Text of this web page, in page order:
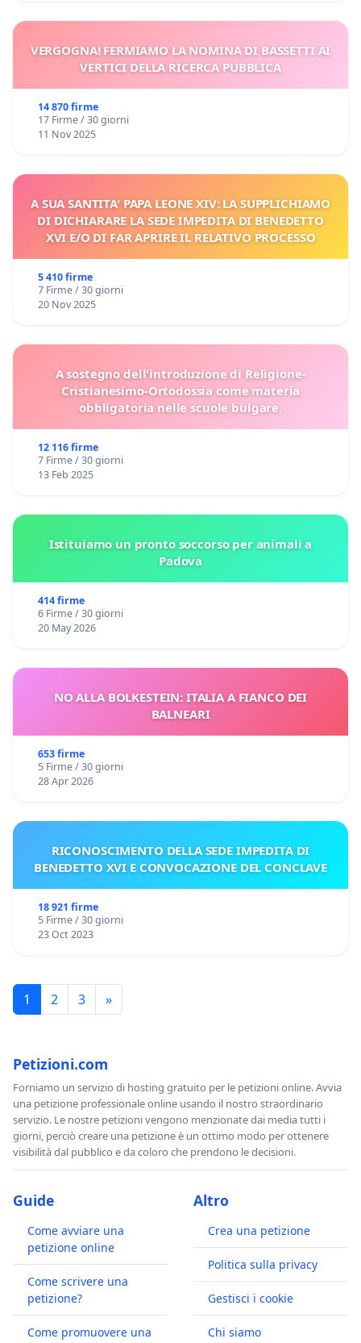
VERGOGNA! FERMIAMO LA NOMINA DI BASSETTI AI
VERTICI DELLA RICERCA PUBBLICA
14 870 firme
17 Firme / 30 giorni
11 Nov 2025
A SUA SANTITA' PAPA LEONE XIV: LA SUPPLICHIAMO
DI DICHIARARE LA SEDE IMPEDITA DI BENEDETTO
XVI E/O DI FAR APRIRE IL RELATIVO PROCESSO
5 410 firme
7 Firme / 30 giorni
20 Nov 2025
A sostegno dell'introduzione di Religione-
Cristianesimo-Ortodossia come materia
obbligatoria nelle scuole bulgare.
12 116 firme
7 Firme / 30 giorni
13 Feb 2025
Istituiamo un pronto soccorso per animali a
Padova
414 firme
6 Firme / 30 giorni
20 May 2026
NO ALLA BOLKESTEIN: ITALIA A FIANCO DEI
BALNEARI
653 firme
5 Firme / 30 giorni
28 Apr 2026
RICONOSCIMENTO DELLA SEDE IMPEDITA DI
BENEDETTO XVI E CONVOCAZIONE DEL CONCLAVE
18 921 firme
5 Firme / 30 giorni
23 Oct 2023
1 2 3 »
Petizioni.com
Forniamo un servizio di hosting gratuito per le petizioni online. Avvia
una petizione professionale online usando il nostro straordinario
servizio. Le nostre petizioni vengono menzionate dai media tutti i
giorni, perciò creare una petizione è un ottimo modo per ottenere
visibilità dal pubblico e da coloro che prendono le decisioni.
Guide
Come avviare una
petizione online
Come scrivere una
petizione?
Come promuovere una
Altro
Crea una petizione
Politica sulla privacy
Gestisci i cookie
Chi siamo